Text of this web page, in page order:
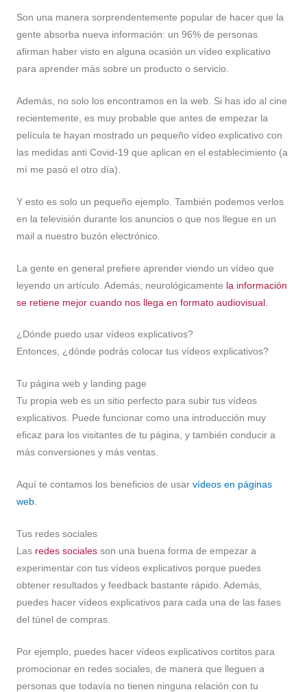
Son una manera sorprendentemente popular de hacer que la
gente absorba nueva información: un 96% de personas
afirman haber visto en alguna ocasión un vídeo explicativo
para aprender más sobre un producto o servicio.
Además, no solo los encontramos en la web. Si has ido al cine
recientemente, es muy probable que antes de empezar la
película te hayan mostrado un pequeño vídeo explicativo con
las medidas anti Covid-19 que aplican en el establecimiento (a
mí me pasó el otro día).
Y esto es solo un pequeño ejemplo. También podemos verlos
en la televisión durante los anuncios o que nos llegue en un
mail a nuestro buzón electrónico.
La gente en general prefiere aprender viendo un vídeo que
leyendo un artículo. Además, neurológicamente la información
se retiene mejor cuando nos llega en formato audiovisual.
¿Dónde puedo usar vídeos explicativos?
Entonces, ¿dónde podrás colocar tus vídeos explicativos?
Tu página web y landing page
Tu propia web es un sitio perfecto para subir tus vídeos
explicativos. Puede funcionar como una introducción muy
eficaz para los visitantes de tu página, y también conducir a
más conversiones y más ventas.
Aquí te contamos los beneficios de usar vídeos en páginas
web.
Tus redes sociales
Las redes socialesson una buena forma de empezar a
experimentar con tus vídeos explicativos porque puedes
obtener resultados y feedback bastante rápido. Además,
puedes hacer vídeos explicativos para cada una de las fases
del túnel de compras.
Por ejemplo, puedes hacer vídeos explicativos cortitos para
promocionar en redes sociales, de manera que lleguen a
personas que todavía no tienen ninguna relación con tu